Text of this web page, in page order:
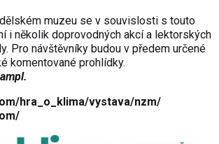
muzeu se v souvislosti s touto
i několik doprovodných akcí a lektorských
Pro návštěvníky budou v předem určené
komentované prohlídky.
hra_o_klima/vystava/nzm/